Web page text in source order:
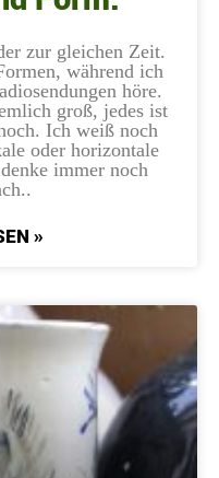
zur gleichen Zeit.
während ich
höre.
groß, jedes ist
Ich weiß noch
oder horizontale
immer noch
»